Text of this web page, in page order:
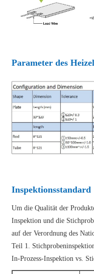
Parameter des
Inspektionsstandard
Um die Qualität der
Inspektion und die
auf der Verordnung des
Teil 1.
In-Prozess-Inspektion vs.